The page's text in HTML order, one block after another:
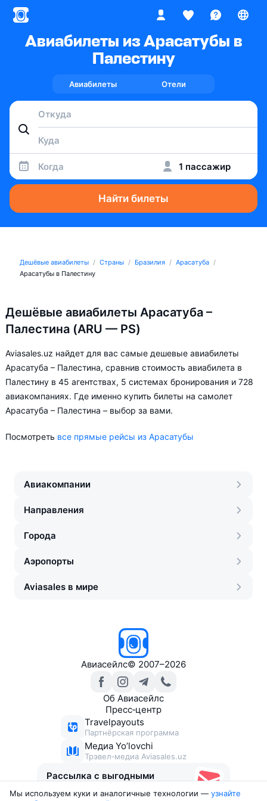
Авиабилеты из Арасатубы в
Палестину
Авиабилеты Отели
Когда 1 пассажир
Найти билеты
Дешёвые авиабилеты Страны Бразилия
Арасатуба
Арасатубы в Палестину
Дешёвые авиабилеты Арасатуба –
Палестина (ARU — PS)
Aviasales.uz найдет для вас самые дешевые авиабилеты
Арасатуба – Палестина, сравнив стоимость авиабилета в
Палестину в 45 агентствах, 5 системах бронирования и 728
авиакомпаниях. Где именно купить билеты на самолет
Арасатуба – Палестина – выбор за вами.
Посмотреть все прямые рейсы из Арасатубы
Авиакомпании
Направления
Города
Аэропорты
Aviasales в мире
Авиасейлс© 2007–2026
Об Авиасейлс
Пресс‑центр
Travelpayouts
Партнёрская программа
Медиа Yo’lovchi
Трэвел‑медиа Aviasales.uz
Рассылка с выгодными
Мы используем куки и аналогичные технологии — узнайте